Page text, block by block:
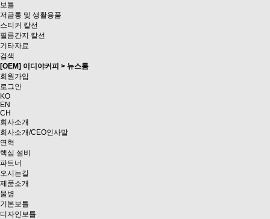
보틀
저금통 및 생활용품
스티커 칼선
필름간지 칼선
기타자료
검색
[OEM] 이디야커피 > 뉴스룸
회원가입
로그인
KO
EN
CH
회사소개
회사소개/CEO인사말
연혁
핵심 설비
파트너
오시는길
제품소개
물병
기본보틀
디자인보틀